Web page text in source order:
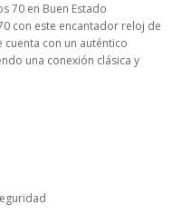
70 en Buen Estado
con este encantador reloj de
cuenta con un auténtico
una conexión clásica y